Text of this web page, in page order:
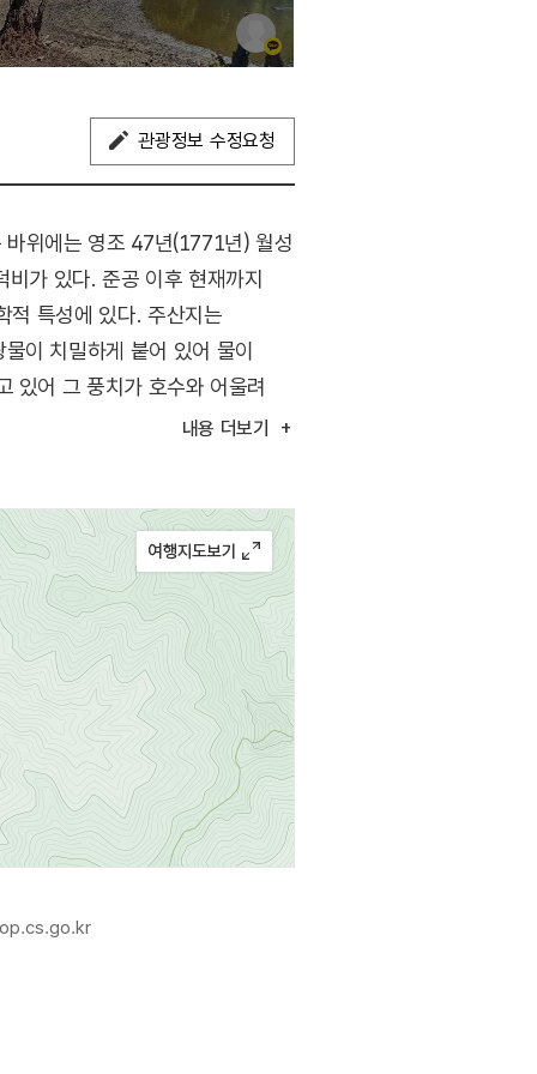
관광정보 수정요청
위에는 영조 47년(1771년) 월성
가 있다. 준공 이후 현재까지
적 특성에 있다. 주산지는
이 치밀하게 붙어 있어 물이
있어 그 풍치가 호수와 어울려
한 분위기를 자아내어 한동안
내용 더보기